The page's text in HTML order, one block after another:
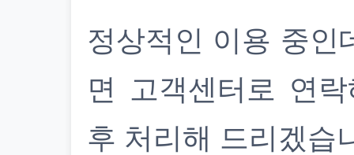
정상적인 이용 중인
면 고객센터로 연
후 처리해 드리겠습